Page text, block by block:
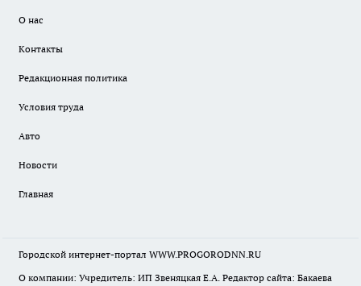
О нас
Контакты
Редакционная политика
Условия труда
Авто
Новости
Главная
Городской интернет-портал WWW.PROGORODNN.RU
О компании: Учредитель: ИП Звеняцкая Е.А. Редактор сайта: Бакаева